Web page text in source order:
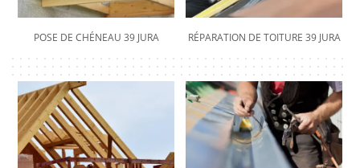
POSE DE CHÉNEAU 39 JURA RÉPARATION DE TOITURE 39 JURA